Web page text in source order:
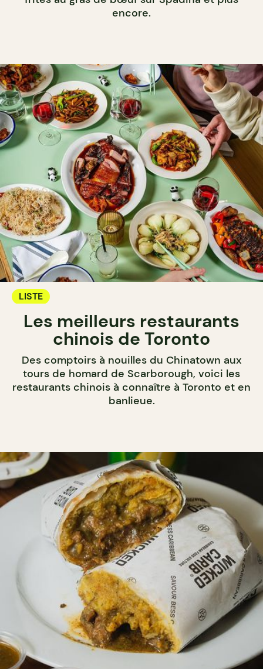
encore.
LISTE
Les meilleurs restaurants
chinois de Toronto
Des comptoirs à nouilles du Chinatown aux
tours de homard de Scarborough, voici les
restaurants chinois à connaître à Toronto et en
banlieue.